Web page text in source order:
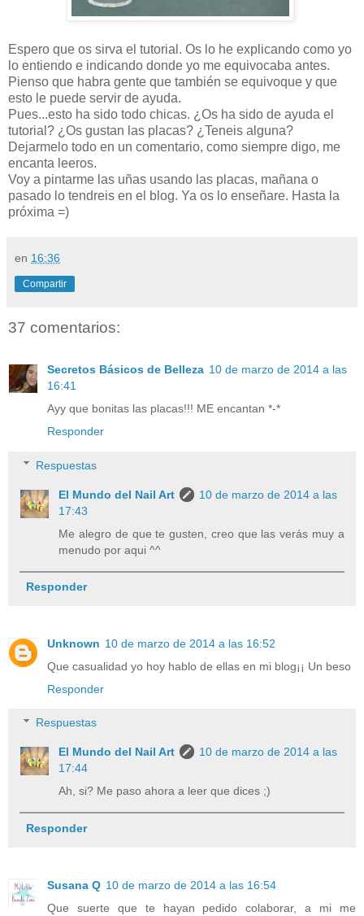
Espero que os sirva el tutorial. Os lo he explicando como yo
lo entiendo e indicando donde yo me equivocaba antes.
Pienso que habra gente que también se equivoque y que
esto le puede servir de ayuda.
Pues...esto ha sido todo chicas. ¿Os ha sido de ayuda el
tutorial? ¿Os gustan las placas? ¿Teneis alguna?
Dejarmelo todo en un comentario, como siempre digo, me
encanta leeros.
Voy a pintarme las uñas usando las placas, mañana o
pasado lo tendreis en el blog. Ya os lo enseñare. Hasta la
próxima =)
en 16:36
Compartir
37 comentarios:
Secretos Básicos de Belleza 10 de marzo de 2014 a las
16:41
Ayy que bonitas las placas!!! ME encantan *-*
Responder
Respuestas
El Mundo del Nail Art
10 de marzo de 2014 a las
17:43
Me alegro de que te gusten, creo que las verás muy a
menudo por aqui ^^
Responder
Unknown 10 de marzo de 2014 a las 16:52
Que casualidad yo hoy hablo de ellas en mi blog¡¡ Un beso
Responder
Respuestas
El Mundo del Nail Art
10 de marzo de 2014 a las
17:44
Ah, si? Me paso ahora a leer que dices ;)
Responder
Susana Q 10 de marzo de 2014 a las 16:54
Que suerte que te hayan pedido colaborar, a mi me